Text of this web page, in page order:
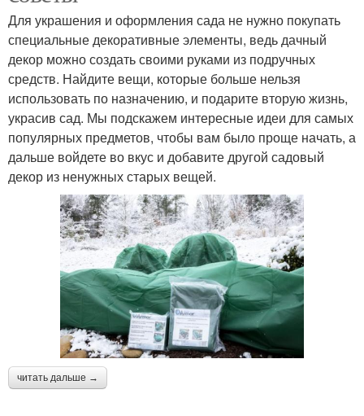
Для украшения и оформления сада не нужно покупать
специальные декоративные элементы, ведь дачный
декор можно создать своими руками из подручных
средств. Найдите вещи, которые больше нельзя
использовать по назначению, и подарите вторую жизнь,
украсив сад. Мы подскажем интересные идеи для самых
популярных предметов, чтобы вам было проще начать, а
дальше войдете во вкус и добавите другой садовый
декор из ненужных старых вещей.
читать дальше →